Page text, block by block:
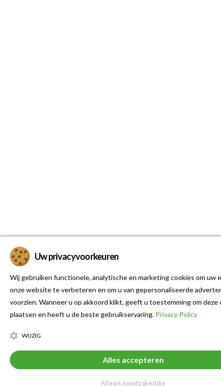
Uw privacyvoorkeuren
Wij gebruiken functionele, analytische en marketing cookies om uw
onze website te verbeteren en om u van gepersonaliseerde
voorzien. Wanneer u op akkoord klikt, geeft u toestemming om deze
plaatsen en heeft u de beste gebruikservaring. Privacy Policy
WIJZIG
Alles accepteren
Alleen noodzakelijke